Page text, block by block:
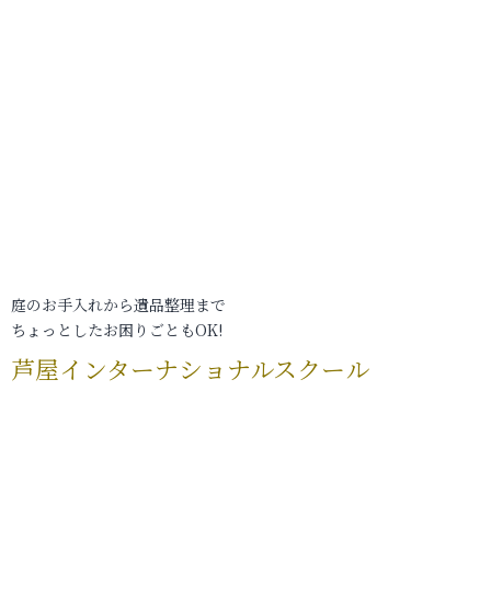
庭のお手入れから遺品整理まで
ちょっとしたお困りごともOK!
芦屋インターナショナルスクール